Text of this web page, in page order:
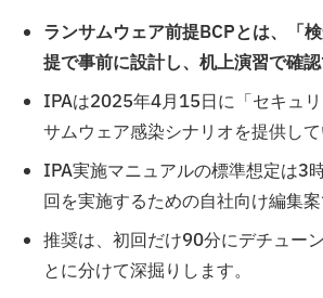
ランサムウェア前提BCPとは、「
提で事前に設計し、机上演習で確
IPAは2025年4月15日に「セキュ
サムウェア感染シナリオを提供し
IPA実施マニュアルの標準想定は3
回を実施するための自社向け編集案
推奨は、初回だけ90分にデチュー
とに分けて深掘りします。